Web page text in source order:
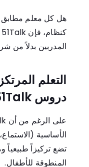
هل كل معلم مطابق
المدربين بدلاً من
التعلم
دروس 51Talk
الأساسية (الاستماع،
تضع تركيزاً طبيعياً
المنطوقة للأطفال.